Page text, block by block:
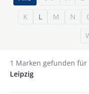
Einst und Heute
Konzerne
K
L M N
1 Marken gefunden für
Leipzig